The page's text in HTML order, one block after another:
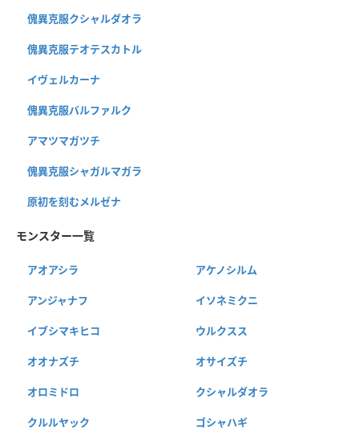
傀異克服クシャルダオラ
傀異克服テオテスカトル
イヴェルカーナ
傀異克服バルファルク
アマツマガツチ
傀異克服シャガルマガラ
原初を刻むメルゼナ
モンスター一覧
アオアシラ アケノシルム
アンジャナフ イソネミクニ
イブシマキヒコ ウルクスス
オオナズチ オサイズチ
オロミドロ クシャルダオラ
クルルヤック ゴシャハギ